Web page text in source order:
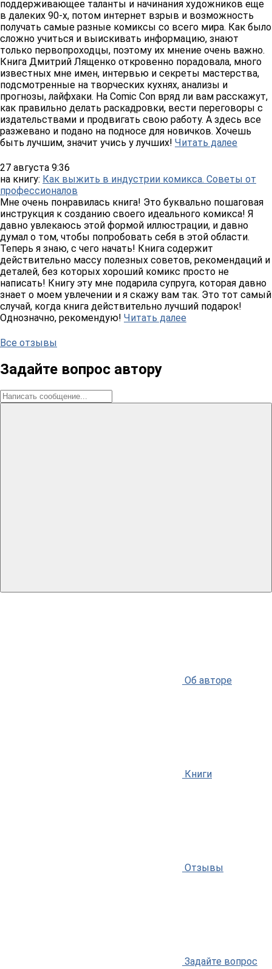
поддерживающее таланты и начинания художников еще
в далеких 90-х, потом интернет взрыв и возможность
получать самые разные комиксы со всего мира. Как было
сложно учиться и выискивать информацию, знают
только первопроходцы, поэтому их мнение очень важно.
Книга Дмитрий Лященко откровенно порадовала, много
известных мне имен, интервью и секреты мастерства,
подсмотренные на творческих кухнях, анализы и
прогнозы, лайфхаки. На Comic Con вряд ли вам расскажут,
как правильно делать раскадровки, вести переговоры с
издательствами и продвигать свою работу. А здесь все
разжевано и подано на подносе для новичков. Хочешь
быть лучшим, значит учись у лучших! Читать далее
27 августа 9:36
на книгу: Как выжить в индустрии комикса. Советы от
профессионалов
Мне очень понравилась книга! Это буквально пошаговая
инструкция к созданию своего идеального комикса! Я
давно увлекаюсь этой формой иллюстрации, и давно
думал о том, чтобы попробовать себя в этой области.
Теперь я знаю, с чего начать! Книга содержит
действительно массу полезных советов, рекомендаций и
деталей, без которых хороший комикс просто не
написать! Книгу эту мне подарила супруга, которая давно
знает о моем увлечении и я скажу вам так. Это тот самый
случай, когда книга действительно лучший подарок!
Однозначно, рекомендую! Читать далее
Все отзывы
Задайте вопрос автору
Об авторе
Книги
Отзывы
Задайте вопрос